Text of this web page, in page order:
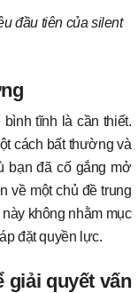
đầu tiên của silent
tĩnh là cần thiết.
cách bất thường và
bạn đã cố gắng mở
về một chủ đề trung
không nhằm mục
đặt quyền lực.
giải quyết vấn